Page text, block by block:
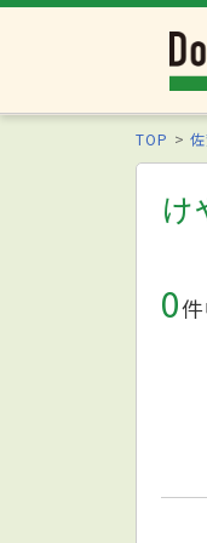
TOP
け
0